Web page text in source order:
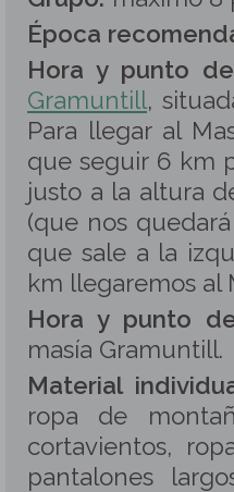
Época
Hora y punto
Gramuntill,
Para llegar al
que seguir 6 km
justo a la altura
(que nos
que sale a la
km llegaremos al
Hora y punto
masía Gramuntill.
Material
ropa de
cortavientos,
pantalones